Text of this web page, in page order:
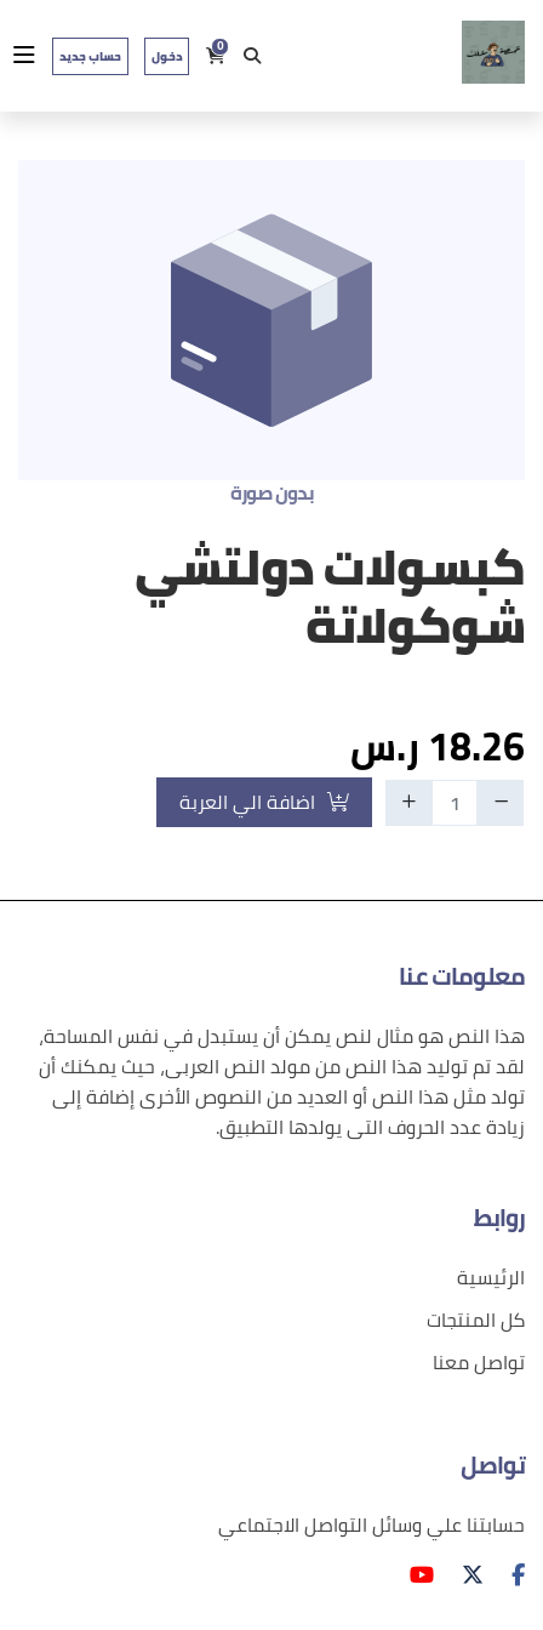
0 دخول حساب جديد
بدون صورة
كبسولات دولتشي
شوكولاتة
18.26 ر.س
اضافة الي العربة
معلومات عنا
هذا النص هو مثال لنص يمكن أن يستبدل في نفس المساحة،
لقد تم توليد هذا النص من مولد النص العربى، حيث يمكنك أن
تولد مثل هذا النص أو العديد من النصوص الأخرى إضافة إلى
زيادة عدد الحروف التى يولدها التطبيق.
روابط
الرئيسية
كل المنتجات
تواصل معنا
تواصل
حسابتنا علي وسائل التواصل الاجتماعي